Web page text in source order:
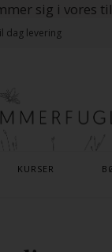
sig i vores
dag levering
KURSER